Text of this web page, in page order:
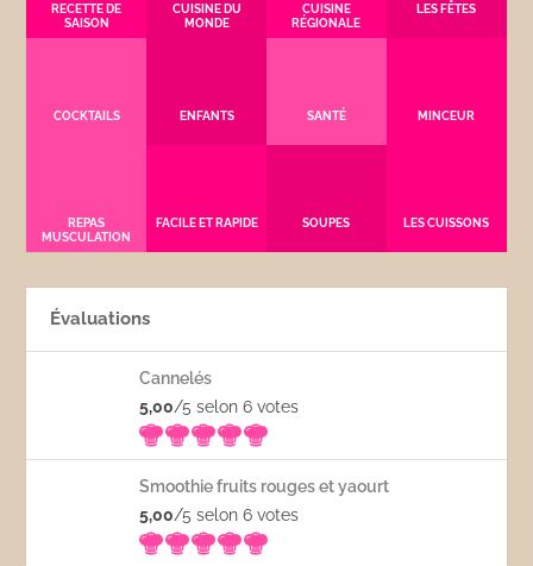
RECETTE DE
SAISON
CUISINE DU
MONDE
CUISINE
RÉGIONALE
LES FÊTES
COCKTAILS ENFANTS SANTÉ MINCEUR
REPAS
MUSCULATION
FACILE ET RAPIDE SOUPES LES CUISSONS
Évaluations
Cannelés
5,00/5 selon 6votes
Smoothie fruits rouges et yaourt
5,00/5 selon 6votes